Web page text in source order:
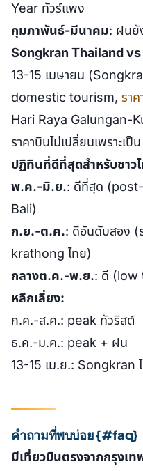
Year ทัวร์แพง
กุมภาพันธ์-มีนาคม: ฝนยั
Songkran Thailand vs
13-15 เมษายน
domestic tourism, รา
Hari Raya Galungan-
ราคาบินไม่เปลี่ยนเพราะ
ปฏิทินที่ดีที่สุดสำหรับชาว
พ.ค.-มิ.ย.: ดีที่สุด
Bali)
ก.ย.-ต.ค.: ดีอันดับสอง
krathong ไทย)
กลางต.ค.-พ.ย.: ดี (low
หลีกเลี่ยง:
ก.ค.-ส.ค.: peak ทัวริสต์
ธ.ค.-ม.ค.: peak + ฝน
13-15 เม.ย.: Songkran
คำถามที่พบบ่อย {#faq}
มีเที่ยวบินตรงจากกรุงเท